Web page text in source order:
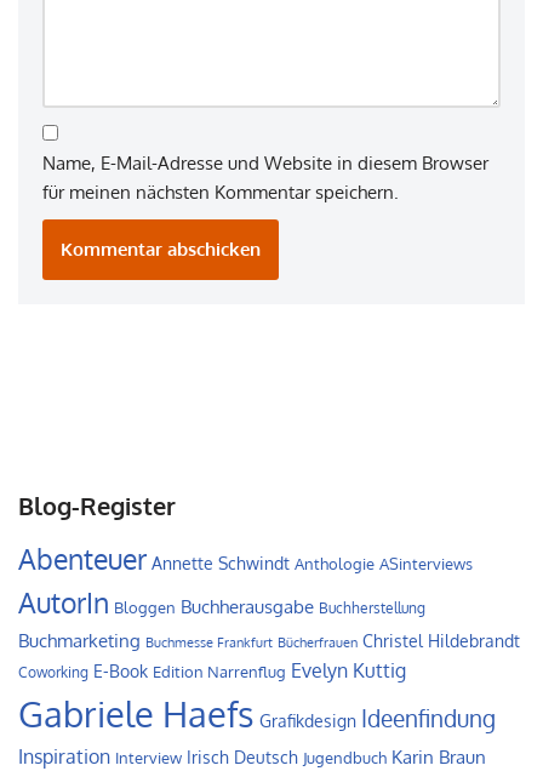
Name, E-Mail-Adresse und Website in diesem Browser
für meinen nächsten Kommentar speichern.
Blog-Register
Abenteuer Annette Schwindt Anthologie ASinterviews
AutorIn Bloggen Buchherausgabe Buchherstellung
Buchmarketing Buchmesse Frankfurt Bücherfrauen Christel Hildebrandt
Coworking E-Book Edition Narrenflug Evelyn Kuttig
Gabriele Haefs Grafikdesign Ideenfindung
Inspiration Interview Irisch Deutsch Jugendbuch Karin Braun